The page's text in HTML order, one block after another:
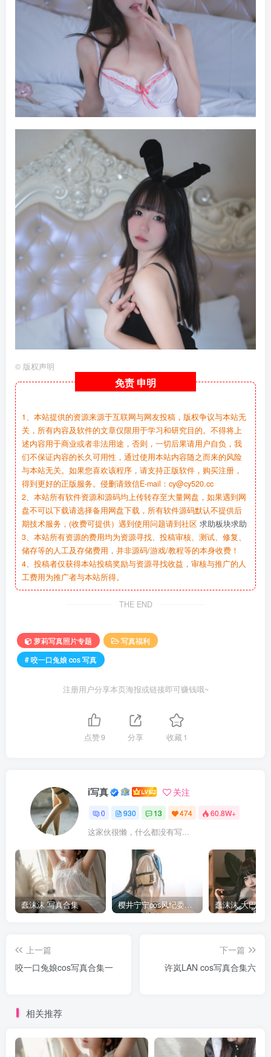
© 版权声明
免责 申明
1、本站提供的资源来源于互联网与网友投稿，版权争议与本站无
关，所有内容及软件的文章仅限用于学习和研究目的。不得将上
述内容用于商业或者非法用途，否则，一切后果请用户自负，我
们不保证内容的长久可用性，通过使用本站内容随之而来的风险
与本站无关。如果您喜欢该程序，请支持正版软件，购买注册，
得到更好的正版服务。侵删请致信E-mail：cy@cy520.cc
2、本站所有软件资源和源码均上传转存至大量网盘，如果遇到网
盘不可以下载请选择备用网盘下载，所有软件源码默认不提供后
期技术服务，(收费可提供）遇到使用问题请到社区 求助板块求助
3、本站所有资源的费用均为资源寻找、投稿审核、测试、修复、
储存等的人工及存储费用，并非源码/游戏/教程等的本身收费！
4、投稿者仅获得本站投稿奖励与资源寻找收益，审核与推广的人
工费用为推广者与本站所得。
THE END
萝莉写真照片专题
写真福利
# 咬一口兔娘 cos 写真
注册用户分享本页海报或链接即可赚钱哦~
点赞9 分享 收藏1
i写真 关注
0 930 13 474 60.8W+
这家伙很懒，什么都没有写...
蠢沫沫 写真合集 樱井宁宁cos风纪委员写真套图
上一篇
咬一口兔娘cos写真合集一
下一篇
许岚LAN cos写真合集六
相关推荐